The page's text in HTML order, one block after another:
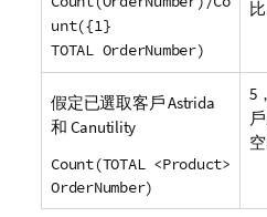
unt({1}
TOTAL OrderNumber)
假定已選取客戶 Astrida
和 Canutility
Count(TOTAL <Product>
OrderNumber)
5